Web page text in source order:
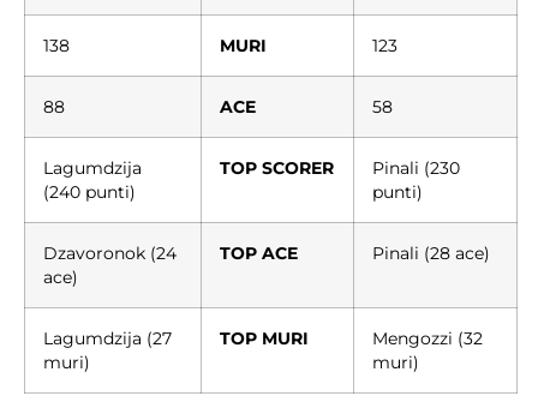
138 MURI 123
88 ACE 58
Lagumdzija
(240 punti)
TOP SCORER
Pinali (230
punti)
Dzavoronok (24
ace)
TOP ACE Pinali (28 ace)
Lagumdzija (27
muri)
TOP MURI
Mengozzi (32
muri)